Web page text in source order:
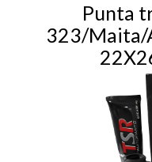
Punta
323/Maita/